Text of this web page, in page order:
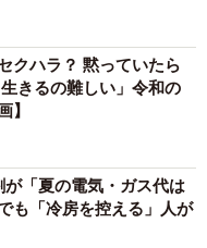
クハラ？ 黙っていたら
きるの難しい」令和の
】
「夏の電気・ガス代は
も「冷房を控える」人が